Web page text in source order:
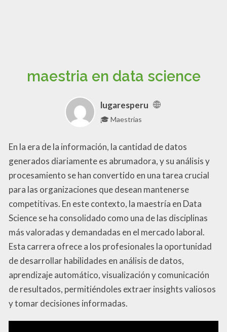
maestria en data science​
lugaresperu
🎓 Maestrias
En la era de la información, la cantidad de datos
generados diariamente es abrumadora, y su análisis y
procesamiento se han convertido en una tarea crucial
para las organizaciones que desean mantenerse
competitivas. En este contexto, la maestría en Data
Science se ha consolidado como una de las disciplinas
más valoradas y demandadas en el mercado laboral.
Esta carrera ofrece a los profesionales la oportunidad
de desarrollar habilidades en análisis de datos,
aprendizaje automático, visualización y comunicación
de resultados, permitiéndoles extraer insights valiosos
y tomar decisiones informadas.